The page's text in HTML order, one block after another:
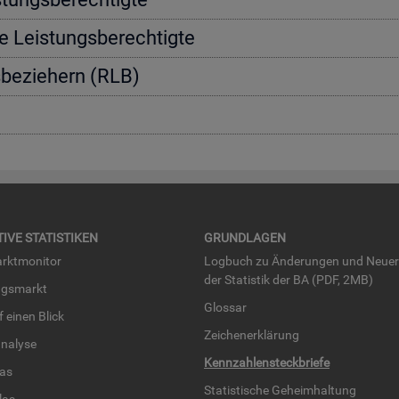
Leis­tungs­be­rech­tig­te
(RLB)
STA­TIS­TI­KEN
einen Blick
GRUND­LA­GEN
Log­buch zu Än­de­run­gen und
der Sta­tis­tik der BA (PDF, 2MB)
Glos­sar
Zei­chen­er­klä­rung
Kenn­zah­len­steck­brie­fe
Sta­tis­ti­sche Ge­heim­hal­tung